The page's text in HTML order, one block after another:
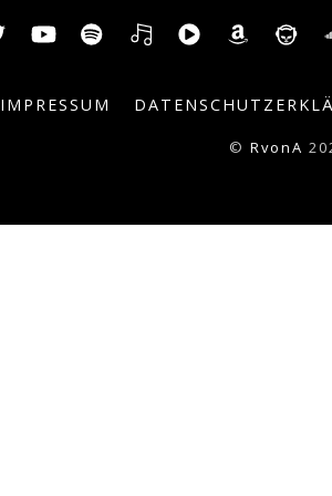
Top
YouTubeSpotifyDeezer
Music
IMPRESSUM
© RvonA